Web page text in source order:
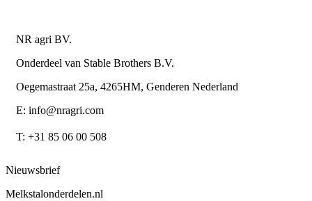
NR agri BV.
Onderdeel van Stable Brothers B.V.
Oegemastraat 25a, 4265HM, Genderen Nederland
E: info@nragri.com
T: +31 85 06 00 508
Nieuwsbrief
Melkstalonderdelen.nl